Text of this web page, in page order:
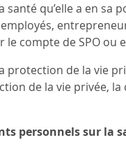
qu’elle a en sa
compte de SPO ou
de la vie
de la vie privée,
personnels sur la